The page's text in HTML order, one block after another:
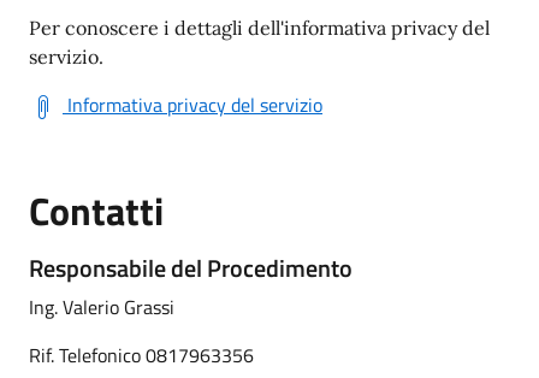
Per conoscere i dettagli dell'informativa privacy del
servizio.
Informativa privacy del servizio
Contatti
Responsabile del Procedimento
Ing. Valerio Grassi
Rif. Telefonico 0817963356